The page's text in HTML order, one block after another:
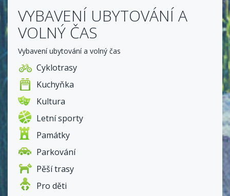
VYBAVENÍ UBYTOVÁNÍ A
VOLNÝ ČAS
Vybavení ubytování a volný čas
Cyklotrasy
Kuchyňka
Kultura
Letní sporty
Památky
Parkování
Pěší trasy
Pro děti